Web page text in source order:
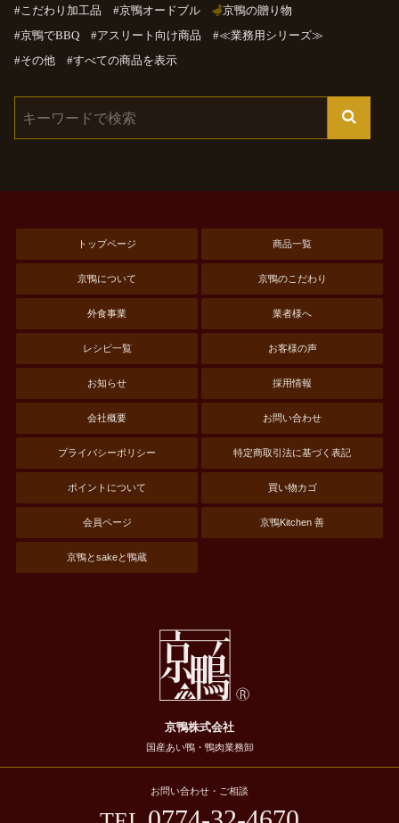
こだわり加工品
京鴨オードブル
京鴨の贈り物
京鴨でBBQ
アスリート向け商品
≪業務用シリーズ≫
その他
すべての商品を表示
トップページ 商品一覧
京鴨について 京鴨のこだわり
外食事業 業者様へ
レシピ一覧 お客様の声
お知らせ 採用情報
会社概要 お問い合わせ
プライバシーポリシー 特定商取引法に基づく表記
ポイントについて 買い物カゴ
会員ページ 京鴨Kitchen 善
京鴨とsakeと鴨蔵
京鴨株式会社
国産あい鴨・鴨肉業務卸
お問い合わせ・ご相談